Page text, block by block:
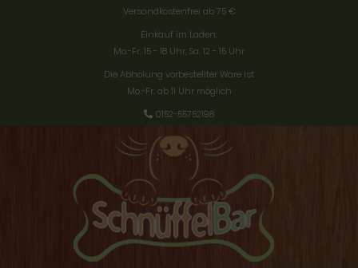
Versandkostenfrei ab 75 €
Einkauf im Laden:
Mo.-Fr. 15 - 18 Uhr, Sa. 12 - 15 Uhr
Die Abholung vorbestellter Ware ist
Mo.-Fr. ab 11 Uhr möglich
0152-55752198